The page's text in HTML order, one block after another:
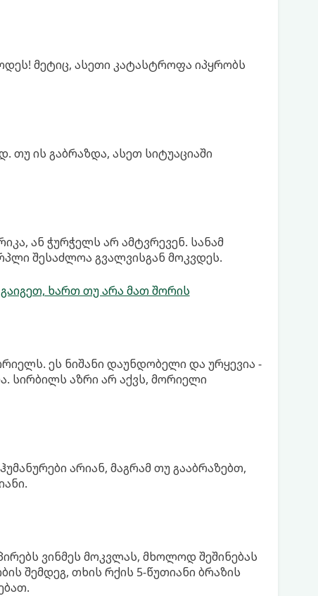
მეტიც, ასეთი კატასტროფა იპყრობს
ის გაბრაზდა, ასეთ სიტუაციაში
ან ჭურჭელს არ ამტვრევენ. სანამ
შესაძლოა გვალვისგან მოკვდეს.
ხართ თუ არა მათ შორის
ეს ნიშანი დაუნდობელი და ურყევია -
სირბილს აზრი არ აქვს, მორიელი
არიან, მაგრამ თუ გააბრაზებთ,
ვინმეს მოკვლას, მხოლოდ შეშინებას
შემდეგ, თხის რქის 5-წუთიანი ბრაზის